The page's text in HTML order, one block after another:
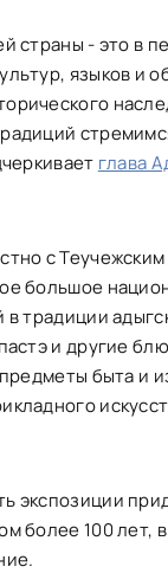
страны - это в
языков и
глава
с
большое
в традиции
и другие
быта и
экспозиции
более 100 лет,